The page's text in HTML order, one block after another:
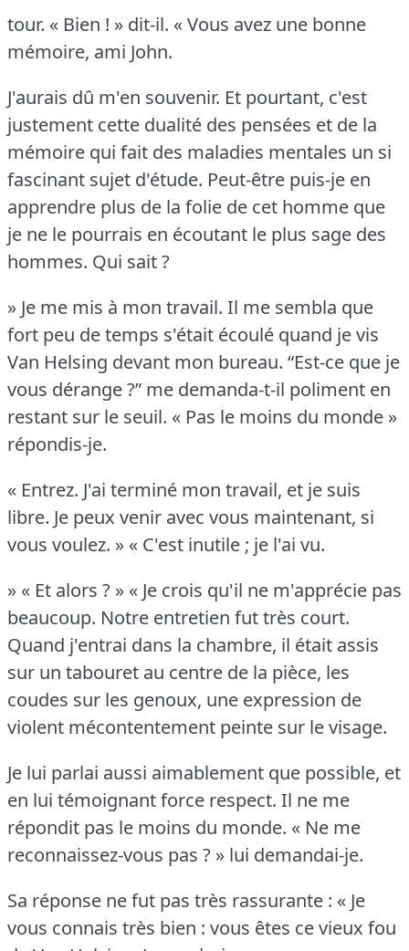
tour. « Bien ! » dit-il. « Vous avez une bonne
mémoire, ami John.
J'aurais dû m'en souvenir. Et pourtant, c'est
justement cette dualité des pensées et de la
mémoire qui fait des maladies mentales un si
fascinant sujet d'étude. Peut-être puis-je en
apprendre plus de la folie de cet homme que
je ne le pourrais en écoutant le plus sage des
hommes. Qui sait ?
» Je me mis à mon travail. Il me sembla que
fort peu de temps s'était écoulé quand je vis
Van Helsing devant mon bureau. “Est-ce que je
vous dérange ?” me demanda-t-il poliment en
restant sur le seuil. « Pas le moins du monde »
répondis-je.
« Entrez. J'ai terminé mon travail, et je suis
libre. Je peux venir avec vous maintenant, si
vous voulez. » « C'est inutile ; je l'ai vu.
» « Et alors ? » « Je crois qu'il ne m'apprécie pas
beaucoup. Notre entretien fut très court.
Quand j'entrai dans la chambre, il était assis
sur un tabouret au centre de la pièce, les
coudes sur les genoux, une expression de
violent mécontentement peinte sur le visage.
Je lui parlai aussi aimablement que possible, et
en lui témoignant force respect. Il ne me
répondit pas le moins du monde. « Ne me
reconnaissez-vous pas ? » lui demandai-je.
Sa réponse ne fut pas très rassurante : « Je
vous connais très bien : vous êtes ce vieux fou